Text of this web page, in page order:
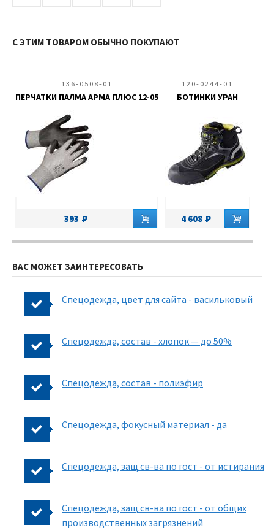
С ЭТИМ ТОВАРОМ ОБЫЧНО ПОКУПАЮТ
136-0508-01
ПЕРЧАТКИ ПАЛМА АРМА ПЛЮС 12-05
393
120-0244-01
БОТИНКИ УРАН
4 608
ВАС МОЖЕТ ЗАИНТЕРЕСОВАТЬ
Спецодежда, цвет для сайта - васильковый
Спецодежда, состав - хлопок — до 50%
Спецодежда, состав - полиэфир
Спецодежда, фокусный материал - да
Спецодежда, защ.св-ва по гост - от истирания
Спецодежда, защ.св-ва по гост - от общих
производственных загрязнений